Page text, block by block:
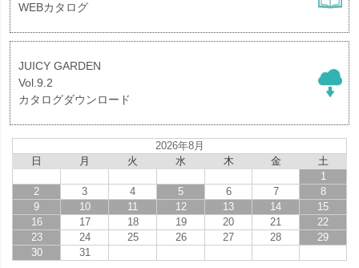
WEBカタログ
JUICY GARDEN
Vol.9.2
カタログダウンロード
2026年8月
日
月 火 水 木 金
土
1
2
3 4 5 6 7
8
9
10 11 12 13 14
15
16
17 18 19 20 21
22
23
24 25 26 27 28
29
30
31